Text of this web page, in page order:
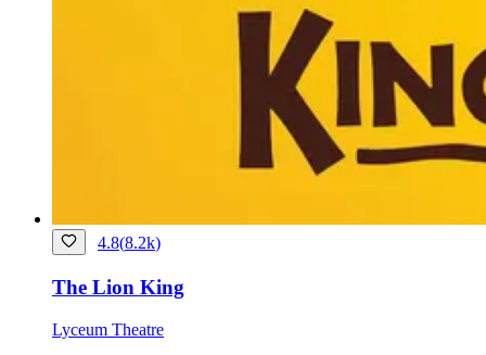
4.8(8.2k)
The Lion King
Lyceum Theatre